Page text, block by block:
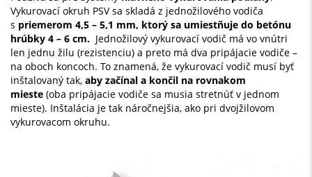
Vykurovací okruh PSV sa skladá z jednožilového vodiča
s priemerom 4,5 – 5,1 mm, ktorý sa umiestňuje do betónu
hrúbky 4 – 6 cm. Jednožilový vykurovací vodič má vo vnútri
len jednu žilu (rezistenciu) a preto má dva pripájacie vodiče –
na oboch koncoch. To znamená, že vykurovací vodič musí byť
inštalovaný tak, aby začínal a končil na rovnakom
mieste (oba pripájacie vodiče sa musia stretnúť v jednom
mieste). Inštalácia je tak náročnejšia, ako pri dvojžilovom
vykurovacom okruhu.